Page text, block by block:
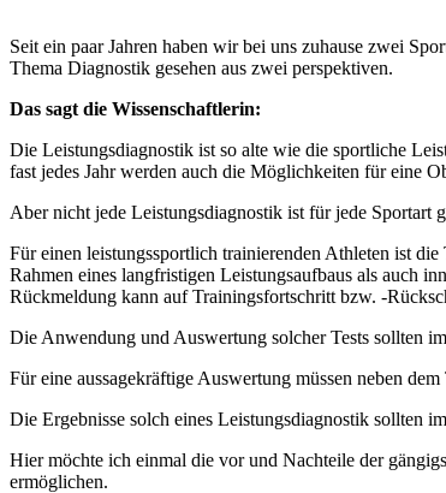
Seit ein paar Jahren haben wir bei uns zuhause zwei
Thema Diagnostik gesehen aus zwei perspektiven.
Das sagt die Wissenschaftlerin:
Die Leistungsdiagnostik ist so alte wie die sportliche
fast jedes Jahr werden auch die Möglichkeiten für eine
Aber nicht jede Leistungsdiagnostik ist für jede Sportart
Für einen leistungssportlich trainierenden Athleten ist
Rahmen eines langfristigen Leistungsaufbaus als auch
Rückmeldung kann auf Trainingsfortschritt bzw.
Die Anwendung und Auswertung solcher Tests sollten
Für eine aussagekräftige Auswertung müssen neben
Die Ergebnisse solch eines Leistungsdiagnostik sollten
Hier möchte ich einmal die vor und Nachteile der
ermöglichen.